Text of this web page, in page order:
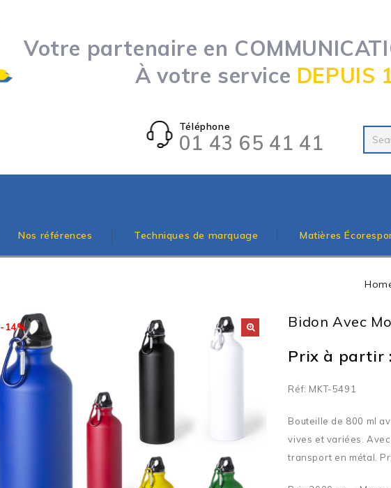
Votre partenaire en
À votre service DEPUIS
Téléphone
01 43 65 41 41
Nos références Techniques de marquage Matières
-14% Bidon Avec
Prix à partir :
Réf: MKT-5491
Bouteille de 800 ml
vives et variées.
transport en métal.